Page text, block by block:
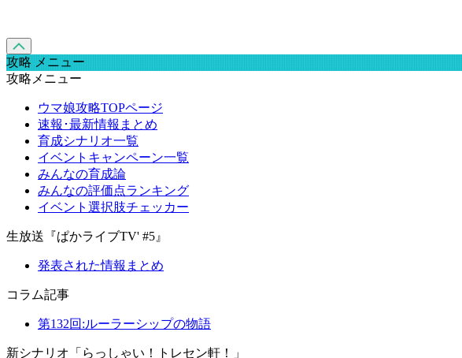
攻略 メニュー
攻略メニュー
ウマ娘攻略TOPページ
速報･最新情報まとめ
育成シナリオ一覧
イベントキャンペーン一覧
みんなの育成論
みんなの評価点ランキング
イベント選択肢チェッカー
生放送『ぱかライブTV' #5』
発表された情報まとめ
コラム記事
第132回:ルーラーシップの物語
新シナリオ「らっしゃい！トレセン軒！」